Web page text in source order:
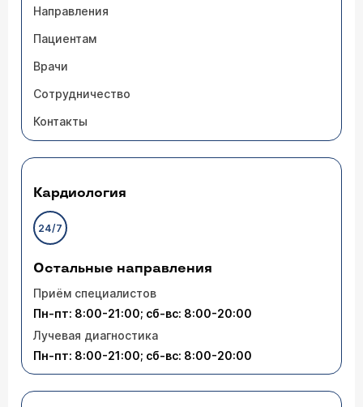
Направления
Пациентам
Врачи
Сотрудничество
Контакты
Кардиология
24/7
Остальные направления
Приём специалистов
Пн-пт: 8:00-21:00; сб-вс: 8:00-20:00
Лучевая диагностика
Пн-пт: 8:00-21:00; сб-вс: 8:00-20:00